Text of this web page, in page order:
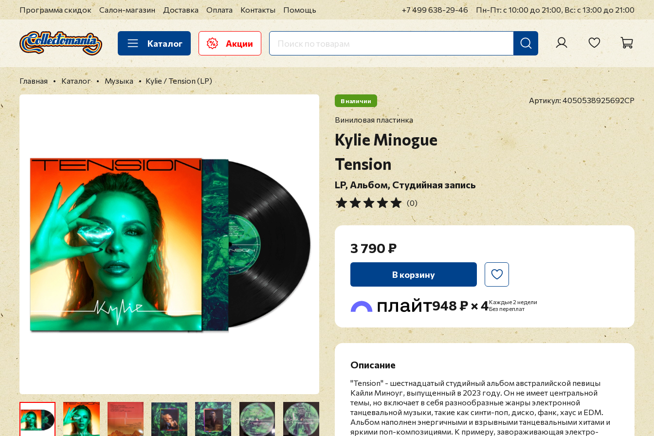
Программа скидок Салон-магазин Доставка Оплата Контакты Помощь +7 499 638-29-46 Пн-Пт: с 10:00 до 21:00, Вс: с 13:00 до 21:00
Каталог Акции
Главная Каталог Музыка Kylie / Tension (LP)
В наличии Артикул:4050538925692CP
Виниловая пластинка
Kylie Minogue
Tension
LP, Альбом, Студийная запись
(0)
3 790 ₽
В корзину
948 ₽ × 4Каждые 2 недели
Без переплат
Описание
"Tension" - шестнадцатый студийный альбом австралийской певицы
Кайли Миноуг, выпущенный в 2023 году. Он не имеет центральной
темы, но включает в себя разнообразные жанры электронной
танцевальной музыки, такие как синти-поп, диско, фанк, хаус и EDM.
Альбом наполнен энергичными и взрывными танцевальными хитами и
яркими поп-композициями. К примеру, завораживающая электро-